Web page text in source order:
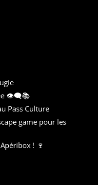
👁️‍🗨️📚
Pass Culture
game pour les
! 🍷